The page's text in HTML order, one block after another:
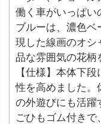
働く車がいっぱい
ブルーは、濃色ベ
現した線画のオシ
品な雰囲気の花柄
【仕様】本体下
性を高めました。
の外遊びにも活躍
ごひもゴム付き